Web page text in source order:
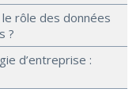
rôle des données
?
d’entreprise :